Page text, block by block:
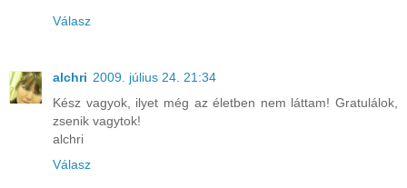
Válasz
alchri 2009. július 24. 21:34
Kész vagyok, ilyet még az életben nem láttam! Gratulálok,
zsenik vagytok!
alchri
Válasz